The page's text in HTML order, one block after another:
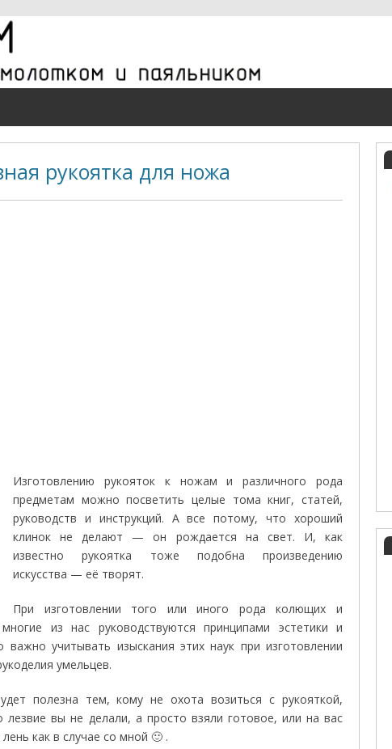
рукоятка для ножа
Изготовлению рукояток к ножам и различного рода
предметам можно посветить целые тома книг, статей,
руководств и инструкций. А все потому, что хороший
клинок не делают — он рождается на свет. И, как
известно рукоятка тоже подобна произведению
искусства — её творят.
При изготовлении того или иного рода колющих и
из нас руководствуются принципами эстетики и
важно учитывать изыскания этих наук при изготовлении
умельцев.
полезна тем, кому не охота возиться с рукояткой,
лезвие вы не делали, а просто взяли готовое, или на вас
как в случае со мной 🙂 .